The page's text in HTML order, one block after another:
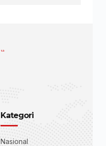
Kategori
Nasional